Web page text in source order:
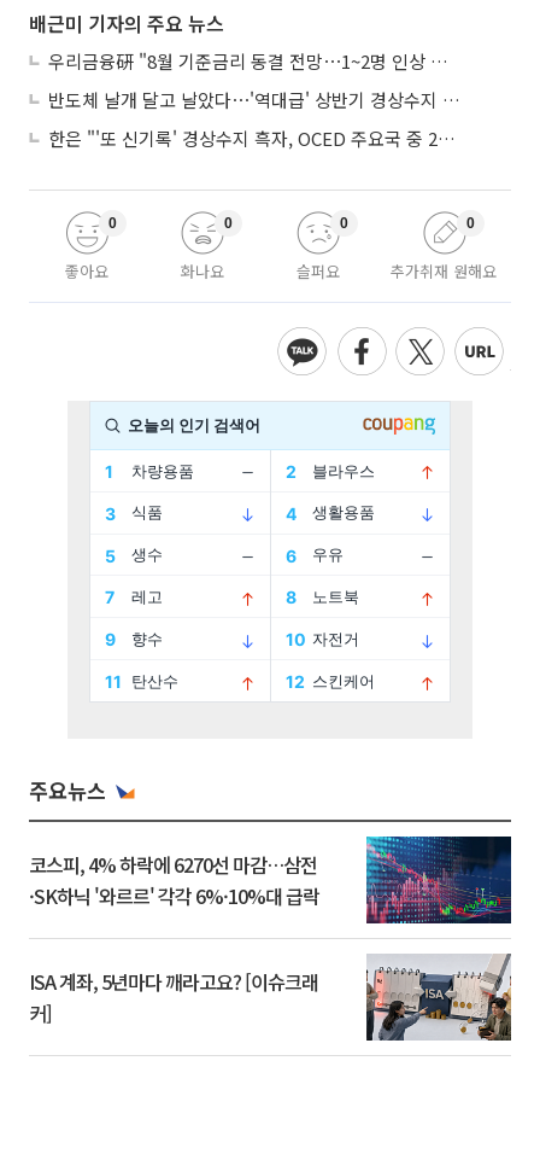
배근미 기자의 주요 뉴스
우리금융硏 "8월 기준금리 동결 전망⋯1~2명 인상 소수의견 낼 것"
반도체 날개 달고 날았다⋯'역대급' 상반기 경상수지 흑자 2000억달러 육박
한은 "'또 신기록' 경상수지 흑자, OCED 주요국 중 2위⋯반도체 수출 효과"
좋아요
0
화나요
0
슬퍼요
0
추가취재 원해요
0
주요뉴스
코스피, 4% 하락에 6270선 마감…삼전
·SK하닉 '와르르' 각각 6%·10%대 급락
ISA 계좌, 5년마다 깨라고요? [이슈크래
커]